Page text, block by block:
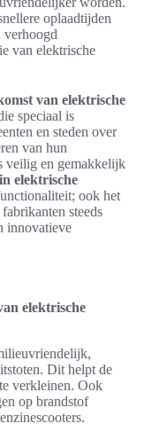
oplaadtijden
verhoogd
van elektrische
van elektrische
speciaal is
en steden over
van hun
veilig en gemakkelijk
elektrische
ook het
steeds
innovatieve
elektrische
Dit helpt de
verkleinen. Ook
op brandstof